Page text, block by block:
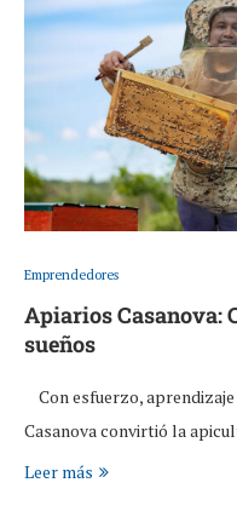
Emprendedores
Apiarios Casanova:
sueños
Con esfuerzo,
Casanova convirtió la
Leer más